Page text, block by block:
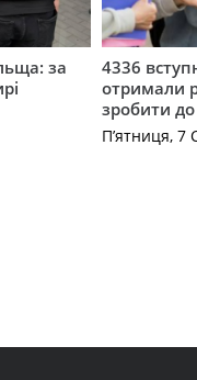
за
4336
отримали
зробити
П’ятниця, 7